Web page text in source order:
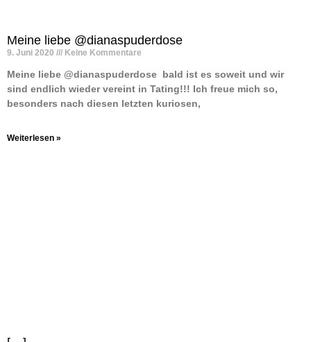
Meine liebe @dianaspuderdose
9. Juni 2020 Keine Kommentare
Meine liebe @dianaspuderdose ️ bald ist es soweit und wir
sind endlich wieder vereint in Tating!!! Ich freue mich so,
besonders nach diesen letzten kuriosen,
Weiterlesen »